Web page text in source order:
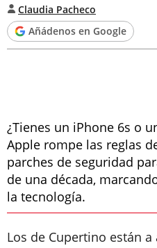
Claudia Pacheco
Añádenos en Google
¿Tienes un iPhone 6s o
Apple rompe las reglas
parches de seguridad
de una década,
la tecnología.
Los de Cupertino están